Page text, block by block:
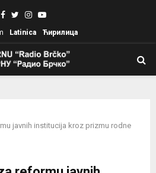
Facebook
TwitterInstagram
Youtube
Latinica Ћирилица
javnih institucija kroz prizmu rodne